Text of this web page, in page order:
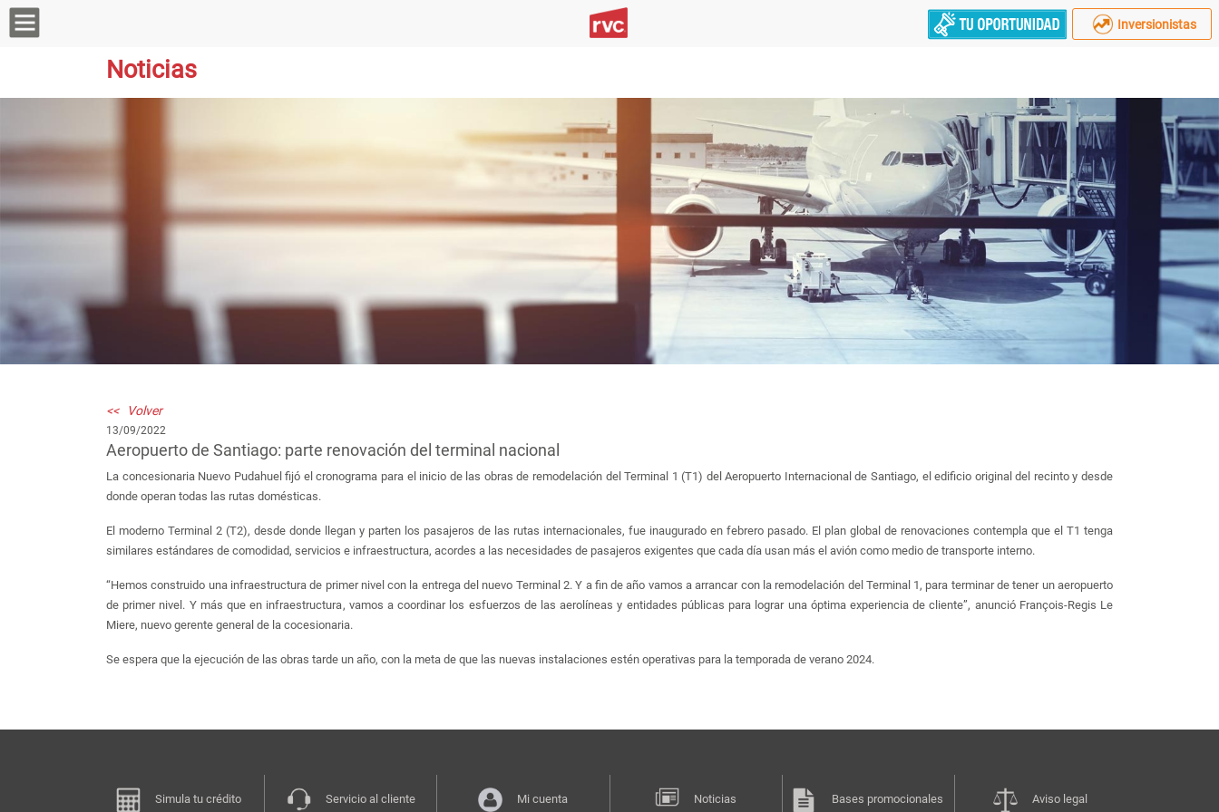
Inversionistas
Noticias
<< Volver
13/09/2022
Aeropuerto de Santiago: parte renovación del terminal nacional
La concesionaria Nuevo Pudahuel fijó el cronograma para el inicio de las obras de remodelación del Terminal 1 (T1) del Aeropuerto Internacional de Santiago, el edificio original del recinto y desde
donde operan todas las rutas domésticas.
El moderno Terminal 2 (T2), desde donde llegan y parten los pasajeros de las rutas internacionales, fue inaugurado en febrero pasado. El plan global de renovaciones contempla que el T1 tenga
similares estándares de comodidad, servicios e infraestructura, acordes a las necesidades de pasajeros exigentes que cada día usan más el avión como medio de transporte interno.
“Hemos construido una infraestructura de primer nivel con la entrega del nuevo Terminal 2. Y a fin de año vamos a arrancar con la remodelación del Terminal 1, para terminar de tener un aeropuerto
de primer nivel. Y más que en infraestructura, vamos a coordinar los esfuerzos de las aerolíneas y entidades públicas para lograr una óptima experiencia de cliente”, anunció François-Regis Le
Miere, nuevo gerente general de la cocesionaria.
Se espera que la ejecución de las obras tarde un año, con la meta de que las nuevas instalaciones estén operativas para la temporada de verano 2024.
Simula tu crédito Servicio al cliente Mi cuenta Noticias Bases promocionales Aviso legal